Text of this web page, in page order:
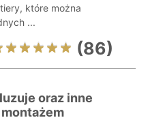
które można
...
(86)
oraz inne